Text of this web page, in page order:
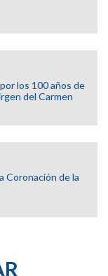
los 100 años de
del Carmen
Coronación de la